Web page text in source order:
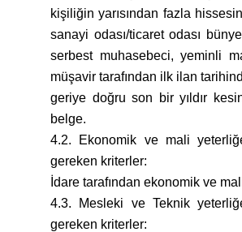
kişiliğin yarısından fazla
sanayi odası/ticaret odası
serbest muhasebeci, yeminli
müşavir tarafından ilk ilan
geriye doğru son bir yıldır
belge.
4.2. Ekonomik ve mali
gereken kriterler:
İdare tarafından ekonomik ve
4.3. Mesleki ve Teknik
gereken kriterler: